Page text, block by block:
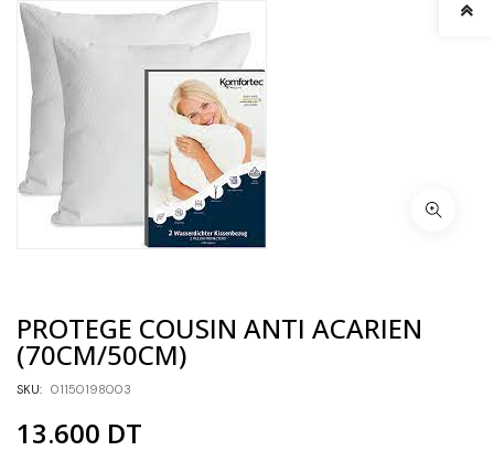
PROTEGE COUSIN ANTI ACARIEN
(70CM/50CM)
SKU: 01150198003
13.600 DT
Vêtement Amincissant
Yeux & Lévres